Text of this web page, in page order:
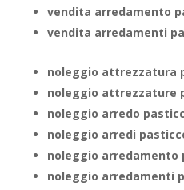
vendita arredamento
vendita arredamenti
noleggio attrezzatura
noleggio attrezzature
noleggio arredo
noleggio arredi
noleggio arredamento
noleggio arredamenti